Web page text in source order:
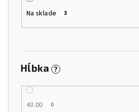
Na sklade 3
Hĺbka ?
43.00 0